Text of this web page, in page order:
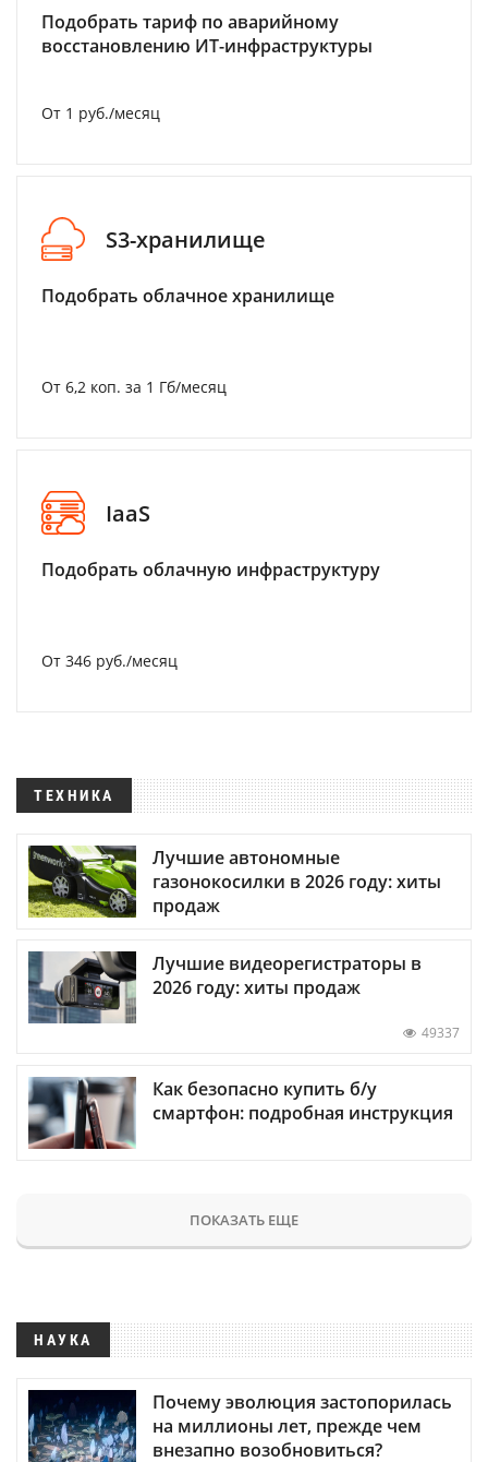
Подобрать тариф по аварийному
восстановлению ИТ-инфраструктуры
От 1 руб./месяц
S3-хранилище
Подобрать облачное хранилище
От 6,2 коп. за 1 Гб/месяц
IaaS
Подобрать облачную инфраструктуру
От 346 руб./месяц
ТЕХНИКА
Лучшие автономные
газонокосилки в 2026 году: хиты
продаж
Лучшие видеорегистраторы в
2026 году: хиты продаж
49337
Как безопасно купить б/у
смартфон: подробная инструкция
ПОКАЗАТЬ ЕЩЕ
НАУКА
Почему эволюция застопорилась
на миллионы лет, прежде чем
внезапно возобновиться?